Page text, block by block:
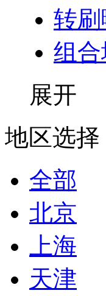
转
组
展开
地区选择
全部
北京
上海
天津